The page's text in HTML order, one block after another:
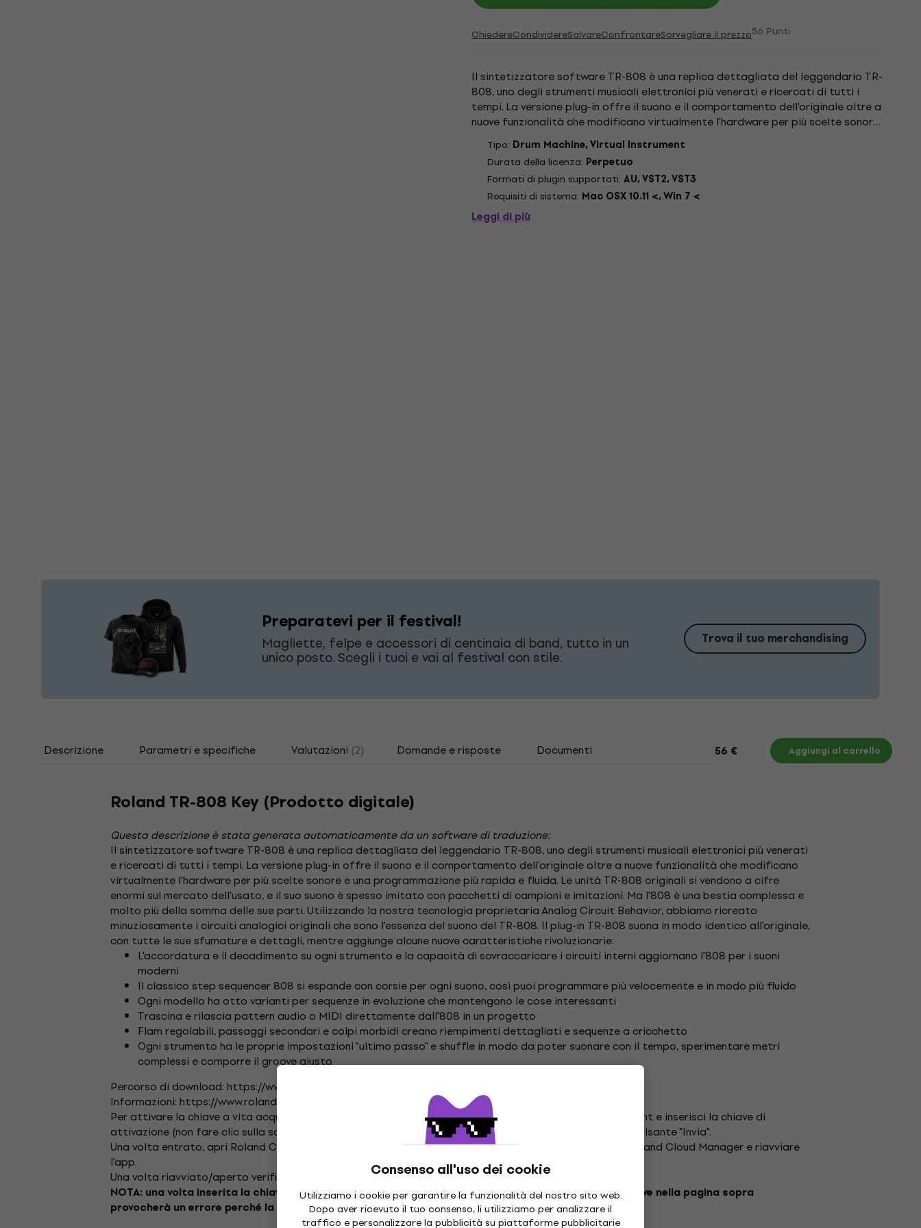
Consenso all'uso dei cookie
Utilizziamo i cookie per garantire la funzionalità del nostro sito web.
Dopo aver ricevuto il tuo consenso, li utilizziamo per analizzare il
traffico e personalizzare la pubblicità su piattaforme pubblicitarie
ChiedereCondividereSalvareConfrontareSorvegliare il prezzo56 Punti
Il sintetizzatore software TR-808 è una replica dettagliata del leggendario TR-
808, uno degli strumenti musicali elettronici più venerati e ricercati di tutti i
tempi. La versione plug-in offre il suono e il comportamento dell'originale oltre a
nuove funzionalità che modificano virtualmente l'hardware per più scelte sonore
e una programmazione...
Tipo: Drum Machine, Virtual Instrument
Durata della licenza: Perpetuo
Formati di plugin supportati: AU, VST2, VST3
Requisiti di sistema: Mac OSX 10.11 <, Win 7 <
Leggi di più
Preparatevi per il festival!
Magliette, felpe e accessori di centinaia di band, tutto in un
unico posto. Scegli i tuoi e vai al festival con stile.
Trova il tuo merchandising
Descrizione Parametri e specifiche Valutazioni (2) Domande e risposte Documenti 56 € Aggiungi al carrello
Roland TR-808 Key (Prodotto digitale)
Questa descrizione è stata generata automaticamente da un software di traduzione:
Il sintetizzatore software TR-808 è una replica dettagliata del leggendario TR-808, uno degli strumenti musicali elettronici più venerati
e ricercati di tutti i tempi. La versione plug-in offre il suono e il comportamento dell'originale oltre a nuove funzionalità che modificano
virtualmente l'hardware per più scelte sonore e una programmazione più rapida e fluida. Le unità TR-808 originali si vendono a cifre
enormi sul mercato dell'usato, e il suo suono è spesso imitato con pacchetti di campioni e imitazioni. Ma l'808 è una bestia complessa e
molto più della somma delle sue parti. Utilizzando la nostra tecnologia proprietaria Analog Circuit Behavior, abbiamo ricreato
minuziosamente i circuiti analogici originali che sono l'essenza del suono del TR-808. Il plug-in TR-808 suona in modo identico all'originale,
con tutte le sue sfumature e dettagli, mentre aggiunge alcune nuove caratteristiche rivoluzionarie:
L'accordatura e il decadimento su ogni strumento e la capacità di sovraccaricare i circuiti interni aggiornano l'808 per i suoni
moderni
Il classico step sequencer 808 si espande con corsie per ogni suono, così puoi programmare più velocemente e in modo più fluido
Ogni modello ha otto varianti per sequenze in evoluzione che mantengono le cose interessanti
Trascina e rilascia pattern audio o MIDI direttamente dall'808 in un progetto
Flam regolabili, passaggi secondari e colpi morbidi creano riempimenti dettagliati e sequenze a cricchetto
Ogni strumento ha le proprie impostazioni "ultimo passo" e shuffle in modo da poter suonare con il tempo, sperimentare metri
complessi e comporre il groove giusto
Percorso di download: https://www.rolandcloud.com/roland-account/key
Informazioni: https://www.roland.com/us/products/rc_tr-808/
Per attivare la chiave a vita acquistata vai a
https://www.roland.com/cloud/key
, accedi o crea un account e inserisci la chiave di
attivazione (non fare clic sulla scheda Seriale, poiché è per i numeri di serie dell'hardware) e fai clic sul pulsante "Invia".
Una volta entrato, apri Roland Cloud Manager. Se è già aperto, potrebbe essere necessario chiudere Roland Cloud Manager e riavviare
l'app.
Una volta riavviato/aperto verificare che lo strumento sia disponibile ed installarlo.
NOTA: una volta inserita la chiave, assicurati di verificare in Roland Cloud Manager. Reinserire la chiave nella pagina sopra
provocherà un errore perché la chiave è già stata riscattata.